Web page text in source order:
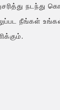
நடந்து
நீங்கள்